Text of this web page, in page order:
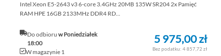
Intel Xeon E5-2643 v3 6-core 3.4GHz 20MB 135W SR204 2x Pamięć
RAM HPE 16GB 2133MHz DDR4 RD...
Do odbioruw Poniedziałek
18:00
W magazynie 1
5 975,00 zł
4 857,72 zł